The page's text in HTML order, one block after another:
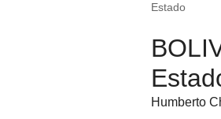
Estado
Humberto